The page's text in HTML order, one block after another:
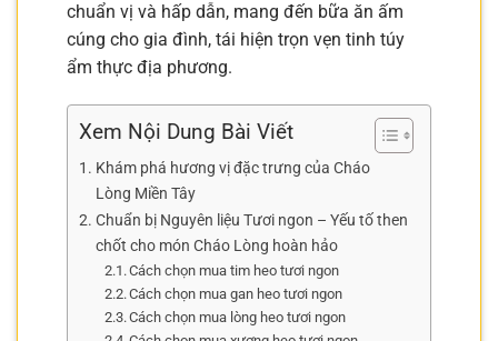
chuẩn vị và hấp dẫn, mang đến bữa ăn ấm
cúng cho gia đình, tái hiện trọn vẹn tinh túy
ẩm thực địa phương.
Xem Nội Dung Bài Viết
Khám phá hương vị đặc trưng của Cháo
Lòng Miền Tây
Chuẩn bị Nguyên liệu Tươi ngon – Yếu tố then
chốt cho món Cháo Lòng hoàn hảo
Cách chọn mua tim heo tươi ngon
Cách chọn mua gan heo tươi ngon
Cách chọn mua lòng heo tươi ngon